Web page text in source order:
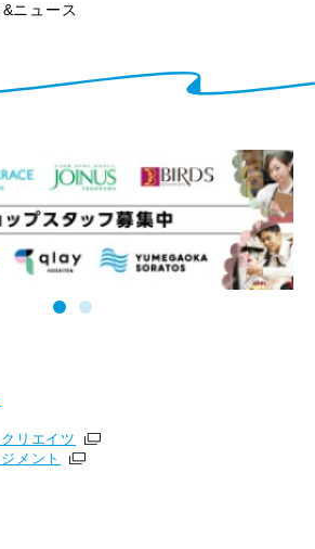
ニュース
リエイツ
メント